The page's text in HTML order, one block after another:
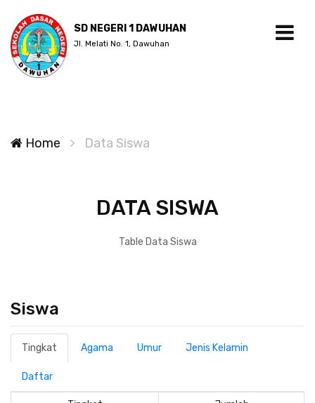
SD NEGERI 1 DAWUHAN
Jl. Melati No. 1, Dawuhan
Home Data Siswa
DATA SISWA
Table Data Siswa
Siswa
Tingkat Agama Umur Jenis Kelamin
Daftar